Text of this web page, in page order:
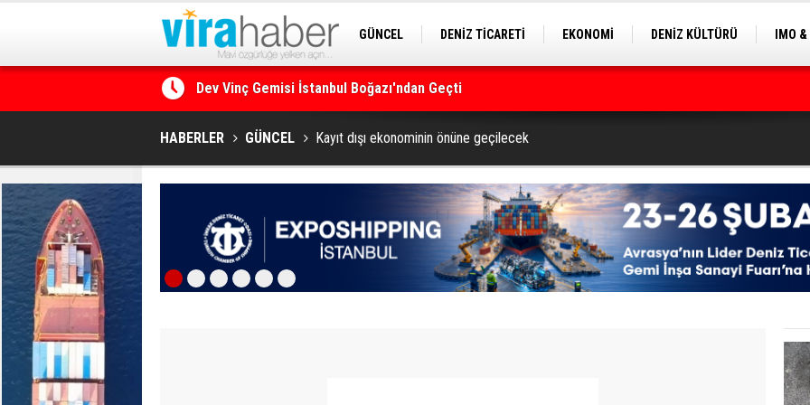
GÜNCEL DENİZ TİCARETİ EKONOMİ DENİZ KÜLTÜRÜ
IMO
Ege Denizi’nin En Büyük Mercan Ormanı
HABERLER GÜNCEL Kayıt dışı ekonominin önüne geçilecek